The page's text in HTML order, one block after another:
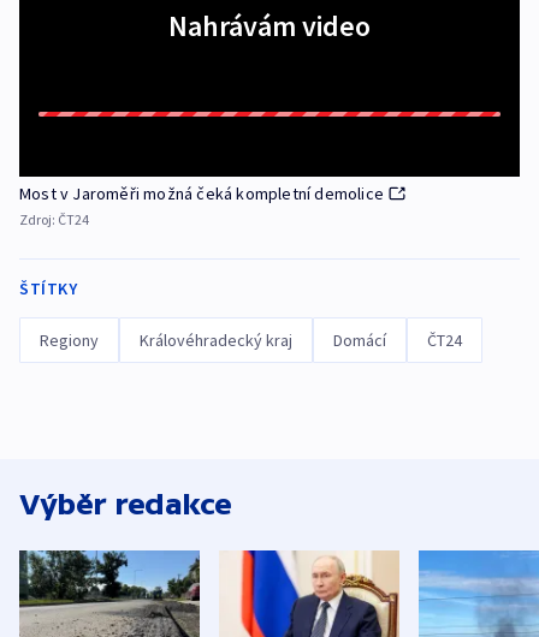
Nahrávám video
Most v Jaroměři možná čeká kompletní demolice
Zdroj: ČT24
ŠTÍTKY
Regiony Královéhradecký kraj Domácí ČT24
Výběr redakce